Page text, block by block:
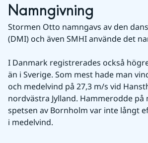
Namngivning
Stormen Otto namngavs av den
(DMI) och även SMHI använde det
I Danmark registrerades också
än i Sverige. Som mest hade man
och medelvind på 27,3 m/s vid
nordvästra Jylland. Hammerodde på
spetsen av Bornholm var inte långt
i medelvind.